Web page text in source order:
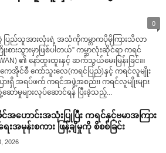
0
ပြည်သူအားလုံးရဲ့ အသံကိုကမ္ဘာကပိုမိုကြားသိလာ
းသွားမှာဖြစ်ပါတယ်” ကမ္ဘာလုံးဆိုင်ရာ ကရင်
၏ နော်ထူးထူးနှင့် ဆက်သွယ်မေးမြန်းခြင်း။
ကေအိုင်စီ ကော်သူးလေ(ကရင်ပြည်)နှင့် ကရင်လူမျိုး
ားရှိ အရပ်ဖက် ကရင်အဖွဲ့အစည်း၊ ကရင်လူမျိုးများ
ာ်မှုများလုပ်ဆောင်ရန် ပြီးခဲ့သည့်...
အဟောင်းအသုံးပြုပြီး ကရင်နှင့်ဗမာအကြား
းအမုန်းစကား ဖြန့်ချိမှုကို စိစစ်ခြင်း
2026